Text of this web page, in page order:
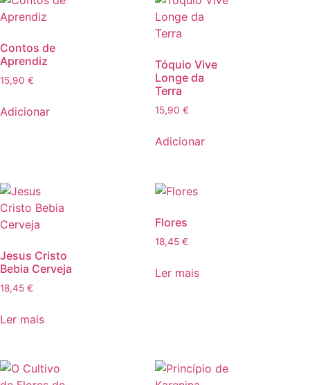
Contos de
Aprendiz
15,90 €
Adicionar
Tóquio Vive
Longe da
Terra
15,90 €
Adicionar
Jesus Cristo
Bebia Cerveja
18,45 €
Ler mais
Flores
18,45 €
Ler mais